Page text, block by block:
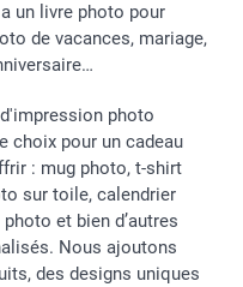
un livre photo pour
de vacances, mariage,
photo
choix pour un cadeau
: mug photo, t-shirt
sur toile, calendrier
et bien d’autres
Nous ajoutons
des designs uniques